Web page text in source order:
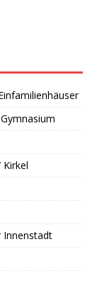
Innenstadt